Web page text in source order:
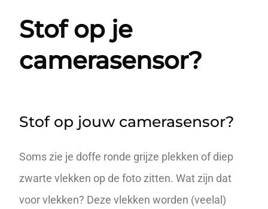
Stof op je
camerasensor?
Stof op jouw camerasensor?
Soms zie je doffe ronde grijze plekken of diep
zwarte vlekken op de foto zitten. Wat zijn dat
voor vlekken? Deze vlekken worden (veelal)